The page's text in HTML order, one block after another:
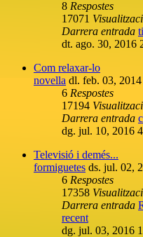
8 Respostes
17071
Darrera entrada
dt. ago. 30, 2016
Com relaxar-lo
novella dl. feb. 03,
6 Respostes
17194
Darrera entrada
dg. jul. 10, 2016
Televisió i demés...
formiguetes ds. jul. 02,
6 Respostes
17358
Darrera entrada
recent
dg. jul. 03, 2016